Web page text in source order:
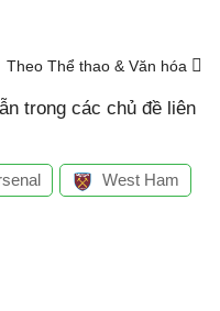
Theo Thể thao & Văn hóa
trong các chủ đề liên
West Ham